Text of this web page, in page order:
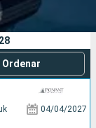
Ordenar
04/04/2027